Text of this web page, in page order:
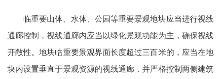
临重要山体、水体、公园等重要景观地块应当进行视线
通廊控制，视线通廊内应当以绿化景观功能为主，确保视线
开敞性。地块临重要景观界面长度超过三百米的，应当在地
块内设置垂直于景观资源的视线通廊，并严格控制两侧建筑